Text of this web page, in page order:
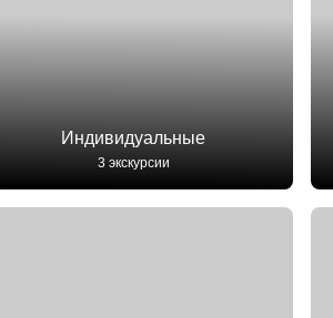
Индивидуальные
3 экскурсии